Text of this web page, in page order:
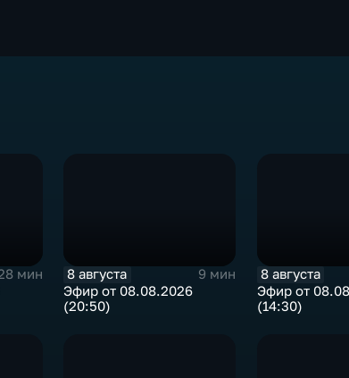
мин
8 августа
9 мин
Эфир от 08.08.2026
(20:50)
8 августа
Эфир от
(14:30)